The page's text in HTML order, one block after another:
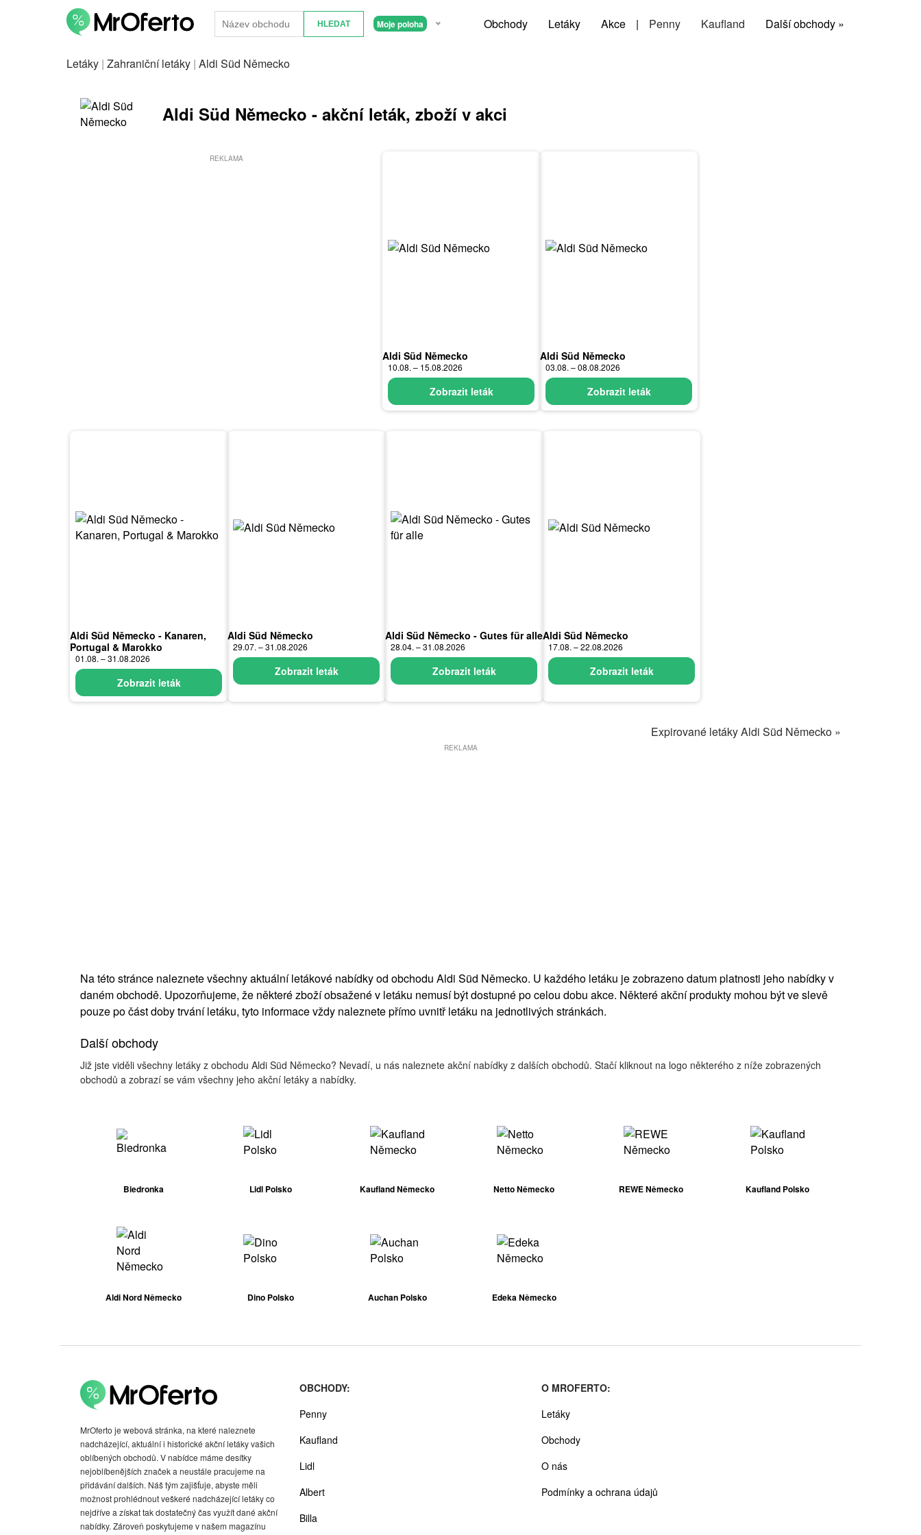
Moje poloha Obchody Letáky Akce | Penny Kaufland Další obchody »
Letáky | Zahraniční letáky | Aldi Süd Německo
Aldi Süd Německo - akční leták, zboží v akci
REKLAMA
Aldi Süd Německo
10.08. – 15.08.2026
Zobrazit leták
Aldi Süd Německo
03.08. – 08.08.2026
Zobrazit leták
Aldi Süd Německo - Kanaren,
Portugal & Marokko
01.08. – 31.08.2026
Zobrazit leták
Aldi Süd Německo
29.07. – 31.08.2026
Zobrazit leták
Aldi Süd Německo - Gutes für alle
28.04. – 31.08.2026
Zobrazit leták
Aldi Süd Německo
17.08. – 22.08.2026
Zobrazit leták
Expirované letáky Aldi Süd Německo »
REKLAMA
Na této stránce naleznete všechny aktuální letákové nabídky od obchodu Aldi Süd Německo. U každého letáku je zobrazeno datum platnosti jeho nabídky v
daném obchodě. Upozorňujeme, že některé zboží obsažené v letáku nemusí být dostupné po celou dobu akce. Některé akční produkty mohou být ve slevě
pouze po část doby trvání letáku, tyto informace vždy naleznete přímo uvnitř letáku na jednotlivých stránkách.
Další obchody
Již jste viděli všechny letáky z obchodu Aldi Süd Německo? Nevadí, u nás naleznete akční nabídky z dalších obchodů. Stačí kliknout na logo některého z níže zobrazených
obchodů a zobrazí se vám všechny jeho akční letáky a nabídky.
Biedronka Lidl Polsko Kaufland Německo Netto Německo REWE Německo Kaufland Polsko
Aldi Nord Německo Dino Polsko Auchan Polsko Edeka Německo
MrOferto je webová stránka, na které naleznete
nadcházející, aktuální i historické akční letáky vašich
oblíbených obchodů. V nabídce máme desítky
nejoblíbenějších značek a neustále pracujeme na
přidávání dalších. Náš tým zajišťuje, abyste měli
možnost prohlédnout veškeré nadcházející letáky co
nejdříve a získat tak dostatečný čas využít dané akční
nabídky. Zároveň poskytujeme v našem magazínu
OBCHODY:
Penny
Kaufland
Lidl
Albert
Billa
O MROFERTO:
Letáky
Obchody
O nás
Podmínky a ochrana údajů